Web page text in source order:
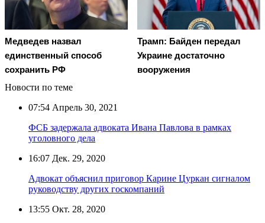
Медведев назвал
единственный способ
сохранить РФ
Трамп: Байден передал
Украине достаточно
вооружения
Новости по теме
07:54 Апрель 30, 2021
ФСБ задержала адвоката Ивана Павлова в рамках
уголовного дела
16:07 Дек. 29, 2020
Адвокат объяснил приговор Карине Цуркан сигналом
руководству других госкомпаний
13:55 Окт. 28, 2020